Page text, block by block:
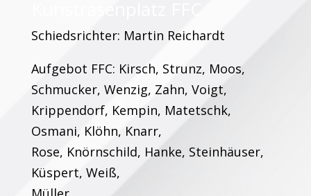
Schiedsrichter: Martin Reichardt
Aufgebot FFC: Kirsch, Strunz, Moos,
Schmucker, Wenzig, Zahn, Voigt,
Krippendorf, Kempin, Matetschk,
Osmani, Klöhn, Knarr,
Rose, Knörnschild, Hanke, Steinhäuser,
Küspert, Weiß,